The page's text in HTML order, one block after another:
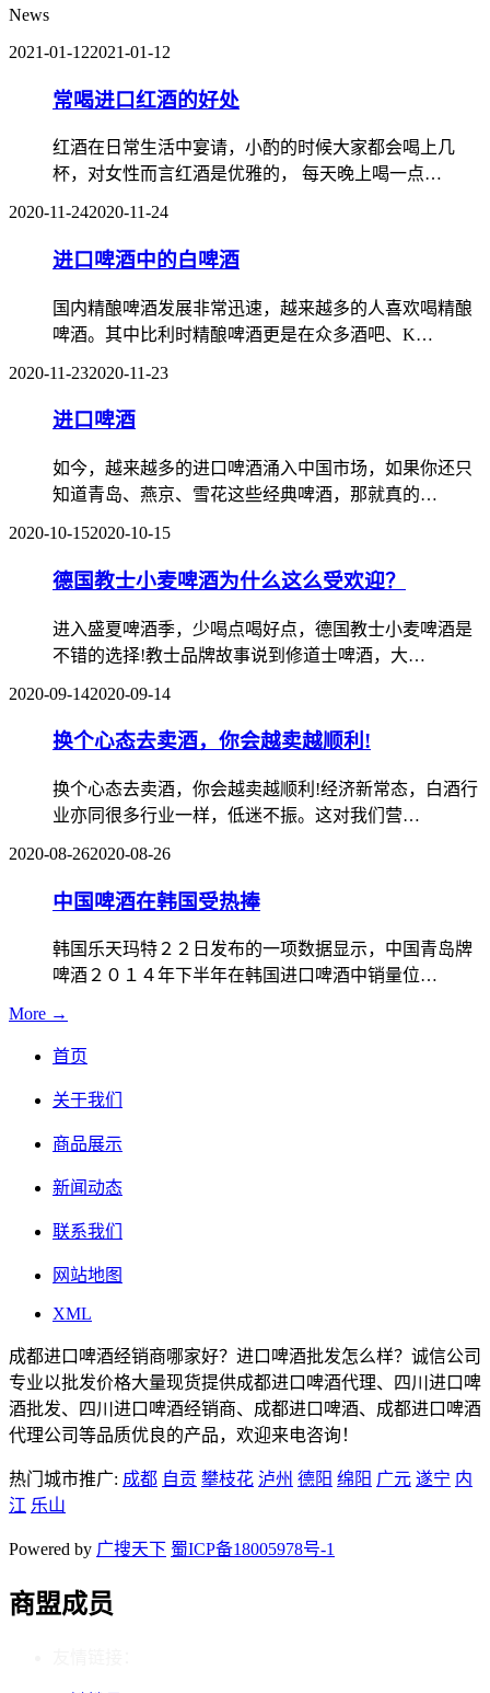
News
2021-01-122021-01-12
常喝进口红酒的好处
红酒在日常生活中宴请，小酌的时候大家都会喝上几
杯，对女性而言红酒是优雅的， 每天晚上喝一点…
2020-11-242020-11-24
进口啤酒中的白啤酒
国内精酿啤酒发展非常迅速，越来越多的人喜欢喝精酿
啤酒。其中比利时精酿啤酒更是在众多酒吧、K…
2020-11-232020-11-23
进口啤酒
如今，越来越多的进口啤酒涌入中国市场，如果你还只
知道青岛、燕京、雪花这些经典啤酒，那就真的…
2020-10-152020-10-15
德国教士小麦啤酒为什么这么受欢迎？
进入盛夏啤酒季，少喝点喝好点，德国教士小麦啤酒是
不错的选择!教士品牌故事说到修道士啤酒，大…
2020-09-142020-09-14
换个心态去卖酒，你会越卖越顺利!
换个心态去卖酒，你会越卖越顺利!经济新常态，白酒行
业亦同很多行业一样，低迷不振。这对我们营…
2020-08-262020-08-26
中国啤酒在韩国受热捧
韩国乐天玛特２２日发布的一项数据显示，中国青岛牌
啤酒２０１４年下半年在韩国进口啤酒中销量位…
More →
首页
关于我们
商品展示
新闻动态
联系我们
网站地图
XML
成都进口啤酒经销商哪家好？进口啤酒批发怎么样？诚信公司
专业以批发价格大量现货提供成都进口啤酒代理、四川进口啤
酒批发、四川进口啤酒经销商、成都进口啤酒、成都进口啤酒
代理公司等品质优良的产品，欢迎来电咨询！
热门城市推广: 成都 自贡 攀枝花 泸州 德阳 绵阳 广元 遂宁 内
江 乐山
Powered by 广搜天下 蜀ICP备18005978号-1
商盟成员